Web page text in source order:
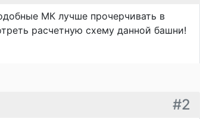
МК лучше прочерчивать в
расчетную схему данной башни!
#2